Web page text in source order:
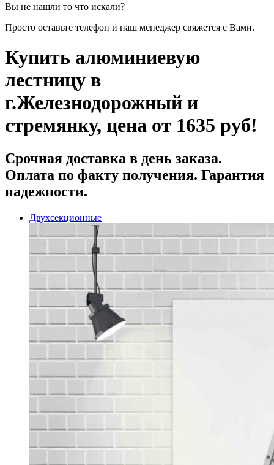
Вы не нашли то что искали?
Просто оставьте телефон и наш менеджер свяжется с Вами.
Купить алюминиевую
лестницу в
г.Железнодорожный и
стремянку, цена от 1635 руб!
Срочная доставка в день заказа.
Оплата по факту получения. Гарантия
надежности.
Двухсекционные